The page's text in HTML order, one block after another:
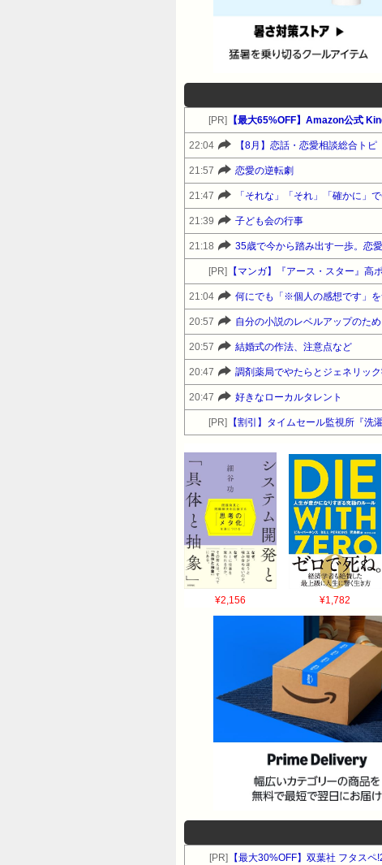
[PR] 【最大65%OFF】Amazon公式
22:04 【8月】恋話・恋愛相談総合トピ
21:57 恋愛の逆転劇
21:47 「それな」「それ」「確かに」
21:39 子ども会の行事
21:18 35歳で今から踏み出す一歩。恋
[PR] 【マンガ】『アース・スター』高
21:04 何にでも「※個人の感想です」
20:57 自分の小説のレベルアップのた
20:57 結婚式の作法、注意点など
20:47 調剤薬局でやたらとジェネリッ
20:47 好きなローカルタレント
[PR] 【割引】タイムセール監視所『洗濯
¥2,156 ¥1,782
[PR] 【最大30%OFF】双葉社 フタス